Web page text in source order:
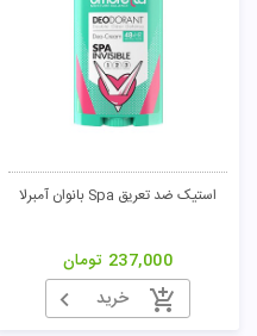
استیک ضد تعریق Spa بانوان آمبرلا
237,000 تومان
خرید